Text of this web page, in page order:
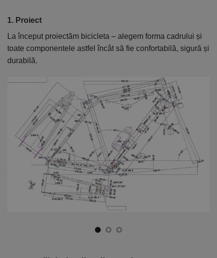
1. Proiect
La început proiectăm bicicleta – alegem forma cadrului și
toate componentele astfel încât să fie confortabilă, sigură și
durabilă.